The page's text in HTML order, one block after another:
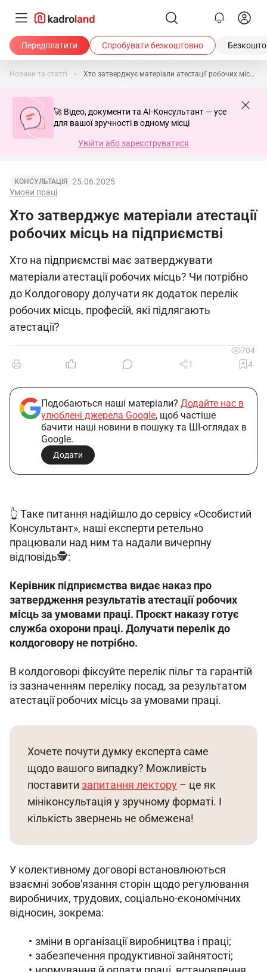
Передплатити Спробувати безкоштовно
Новини та статті Хто затверджує матеріали атестації робочих місць на підприємстві
🚀 Відео, документи та AI-Консультант — усе
для вашої зручності в одному місці
Увійти або зареєструватися
КОНСУЛЬТАЦІЯ
Умови праці
25.06.2025
Хто затверджує матеріали атестації
робочих місць на підприємстві
Хто на підприємстві має затверджувати
матеріали атестації робочих місць? Чи потрібно
до Колдоговору долучати як додаток перелік
робочих місць, професій, які підлягають
атестації?
704
1
4
Подобаються наші матеріали? Додайте нас в
улюблені джерела Google, щоб частіше
бачити наші новини в пошуку та ШІ-оглядах в
Google.
Додати
👆 Таке питання надійшло до сервісу «Особистий
Консультант», наші експерти ретельно
працювали над ним та надали вичерпну
відповідь🕵️:
Керівник підприємства видає наказ про
затвердження результатів атестації робочих
місць за умовами праці. Проєкт наказу готує
служба охорони праці. Долучати перелік до
колдоговору не потрібно.
В колдоговорі фіксуйте перелік пільг та гарантій
із зазначенням переліку посад, за результатом
атестації робочих місць за умовами праці.
Хочете почути думку експерта саме
щодо вашого випадку? Можливість
поставити запитання лектору – це як
мініконсультація у зручному форматі. І
кількість звернень не обмежена!
У колективному договорі встановлюються
взаємні зобов'язання сторін щодо регулювання
виробничих, трудових, соціально-економічних
відносин, зокрема:
зміни в організації виробництва і праці;
забезпечення продуктивної зайнятості;